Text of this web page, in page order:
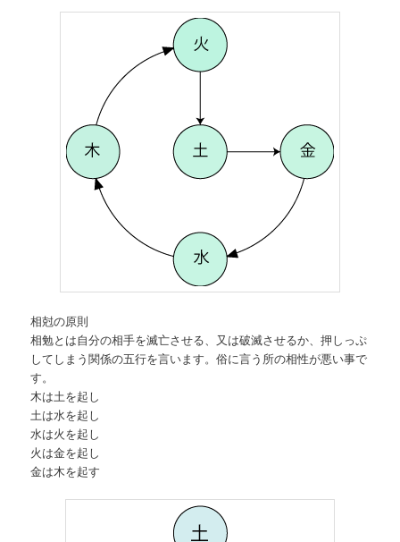
相尅の原則
相勉とは自分の相手を滅亡させる、又は破滅させるか、押しっぷ
してしまう関係の五行を言います。俗に言う所の相性が悪い事で
す。
木は土を起し
土は水を起し
水は火を起し
火は金を起し
金は木を起す